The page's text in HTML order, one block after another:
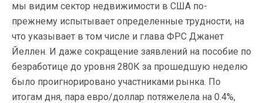
мы видим сектор недвижимости в США по-
прежнему испытывает определенные трудности, на
что указывает в том числе и глава ФРС Джанет
Йеллен. И даже сокращение заявлений на пособие по
безработице до уровня 280К за прошедшую неделю
было проигнорировано участниками рынка. По
итогам дня, пара евро/доллар потяжелела на 0.4%,